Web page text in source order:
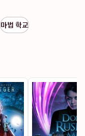
마법 학교